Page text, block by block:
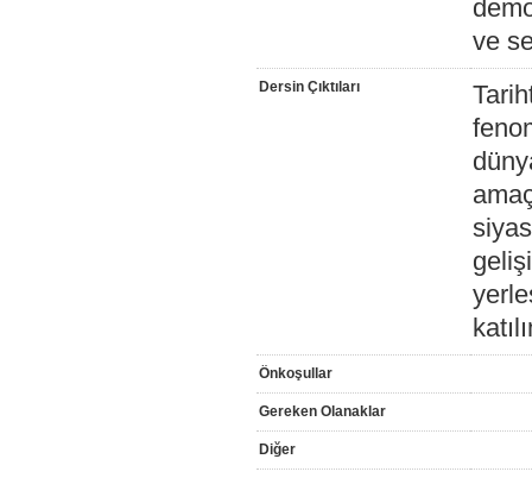
ve
Dersin Çıktıları
Önkoşullar
Gereken Olanaklar
Diğer